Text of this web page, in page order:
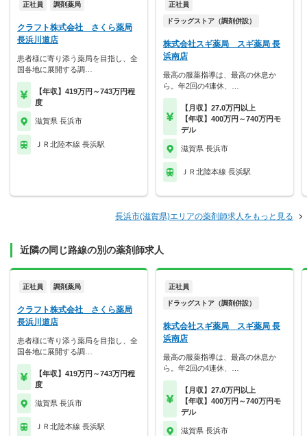
正社員 調剤薬局
クラフト株式会社 さくら薬局
長浜川道店
患者様に寄り添う薬局を目指し、全
国各地に展開する調…
【年収】419万円～743万円程
度
滋賀県 長浜市
ＪＲ北陸本線 長浜駅
正社員
ドラッグストア（調剤併設）
株式会社スギ薬局 スギ薬局 長
浜南店
最高の服薬指導は、最高の休息か
ら。年2回の4連休、…
【月収】27.0万円以上
【年収】400万円～740万円モ
デル
滋賀県 長浜市
ＪＲ北陸本線 長浜駅
長浜市(滋賀県)エリアの薬剤師求人をもっと見る
近隣の同じ路線の別の薬剤師求人
正社員 調剤薬局
クラフト株式会社 さくら薬局
長浜川道店
患者様に寄り添う薬局を目指し、全
国各地に展開する調…
【年収】419万円～743万円程
度
滋賀県 長浜市
ＪＲ北陸本線 長浜駅
正社員
ドラッグストア（調剤併設）
株式会社スギ薬局 スギ薬局 長
浜南店
最高の服薬指導は、最高の休息か
ら。年2回の4連休、…
【月収】27.0万円以上
【年収】400万円～740万円モ
デル
滋賀県 長浜市